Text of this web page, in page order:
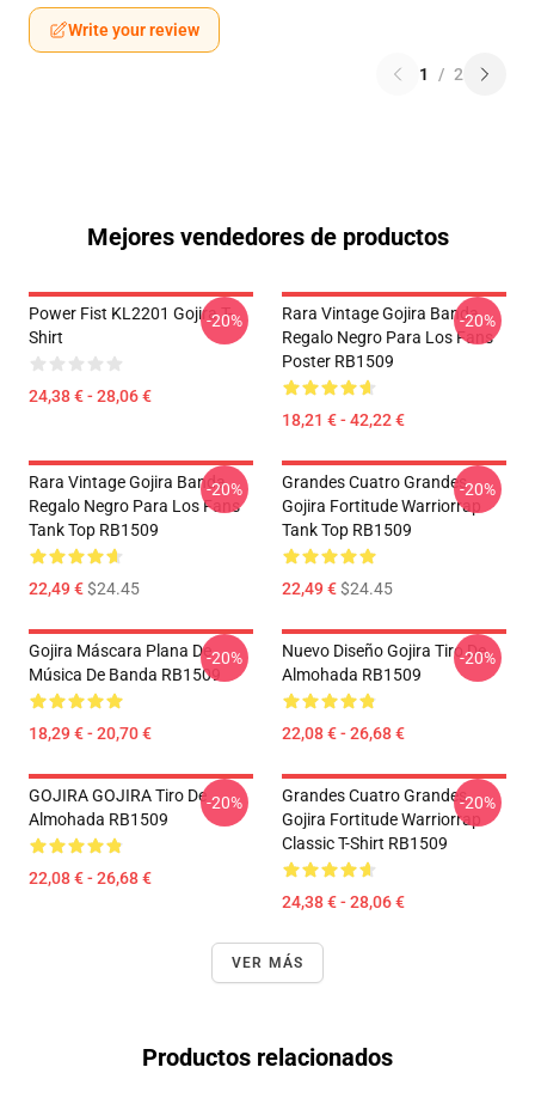
Write your review
1 / 2
Mejores vendedores de productos
Power Fist KL2201 Gojira T-
Shirt
24,38 € - 28,06 €
-20%
Rara Vintage Gojira Banda
Regalo Negro Para Los Fans
Poster RB1509
18,21 € - 42,22 €
-20%
Rara Vintage Gojira Banda
Regalo Negro Para Los Fans
Tank Top RB1509
22,49 €$24.45
-20%
Grandes Cuatro Grandes
Gojira Fortitude Warriorrap
Tank Top RB1509
22,49 €$24.45
-20%
Gojira Máscara Plana De
Música De Banda RB1509
18,29 € - 20,70 €
-20%
Nuevo Diseño Gojira Tiro De
Almohada RB1509
22,08 € - 26,68 €
-20%
GOJIRA GOJIRA Tiro De
Almohada RB1509
22,08 € - 26,68 €
-20%
Grandes Cuatro Grandes
Gojira Fortitude Warriorrap
Classic T-Shirt RB1509
24,38 € - 28,06 €
-20%
VER MÁS
Productos relacionados